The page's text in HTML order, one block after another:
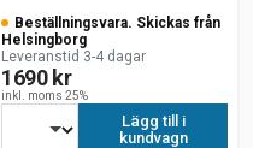
Beställningsvara. Skickas från
Helsingborg
Leveranstid 3-4 dagar
1690 kr
inkl. moms 25%
Lägg till i
kundvagn